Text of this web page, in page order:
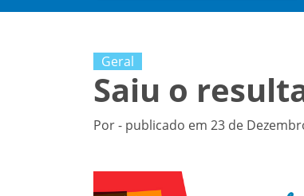
Geral
Saiu o
Por - publicado em 23 de